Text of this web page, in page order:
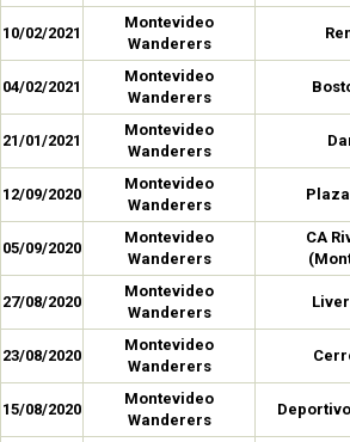
10/02/2021
Montevideo
Wanderers
04/02/2021
Montevideo
Wanderers
21/01/2021
Montevideo
Wanderers
12/09/2020
Montevideo
Wanderers
05/09/2020
Montevideo
Wanderers
CA
27/08/2020
Montevideo
Wanderers
23/08/2020
Montevideo
Wanderers
15/08/2020
Montevideo
Wanderers